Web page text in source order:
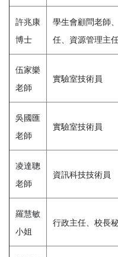
許兆康
博士
學生會顧問老師
任、資源管理主
伍家樂
老師
實驗室技術員
吳國匯
老師
實驗室技術員
凌達聰
老師
資訊科技技術員
羅慧敏
小姐
行政主任、校長